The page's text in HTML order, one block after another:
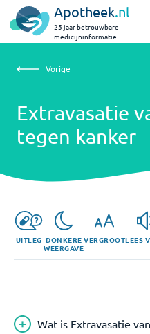
Apotheek.nl
25 jaar betrouwbare
medicijninformatie
Extravasatie van
Vorige
Extravasatie
tegen kanker
UITLEG DONKERE
WEERGAVE
VERGROOTLEES
Wat is Extravasatie